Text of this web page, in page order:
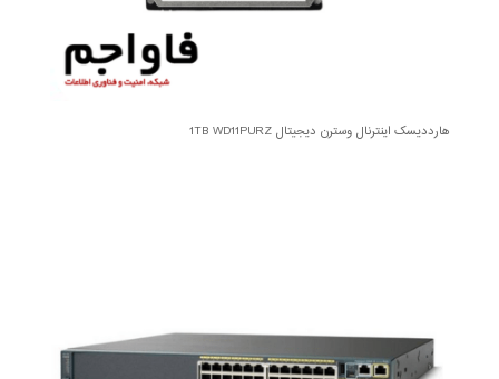
هارددیسک اینترنال وسترن دیجیتال 1TB WD11PURZ